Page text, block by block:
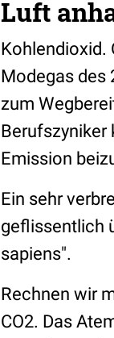
Luft
Kohlendioxid.
Modegas des
zum
Berufszyniker
Emission
Ein sehr
geflissentlich
sapiens".
Rechnen wir
CO2. Das